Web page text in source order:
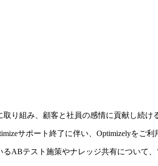
り組み、顧客と社員の感情に貢献し続け
サポート終了に伴い、Optimizelyをご利
るABテスト施策やナレッジ共有について